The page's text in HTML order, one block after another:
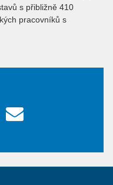
s přibližně 410
pracovníků s